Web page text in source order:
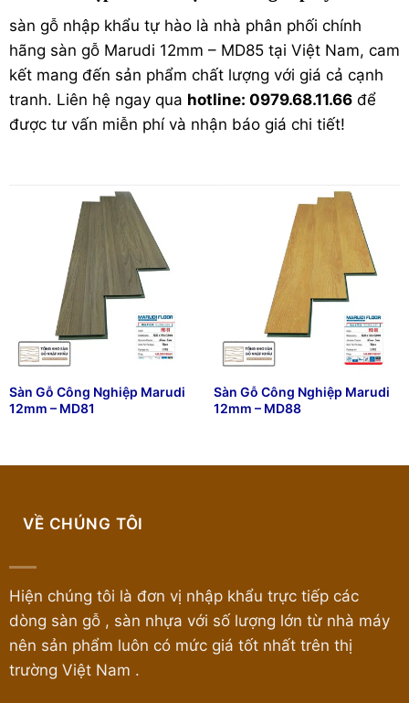
sàn gỗ nhập khẩu tự hào là nhà phân phối chính
hãng sàn gỗ Marudi 12mm – MD85 tại Việt Nam, cam
kết mang đến sản phẩm chất lượng với giá cả cạnh
tranh. Liên hệ ngay qua hotline: 0979.68.11.66 để
được tư vấn miễn phí và nhận báo giá chi tiết!
Sàn Gỗ Công Nghiệp Marudi
12mm – MD81
Sàn Gỗ Công Nghiệp Marudi
12mm – MD88
VỀ CHÚNG TÔI
Hiện chúng tôi là đơn vị nhập khẩu trực tiếp các
dòng sàn gỗ , sàn nhựa với số lượng lớn từ nhà máy
nên sản phẩm luôn có mức giá tốt nhất trên thị
trường Việt Nam .